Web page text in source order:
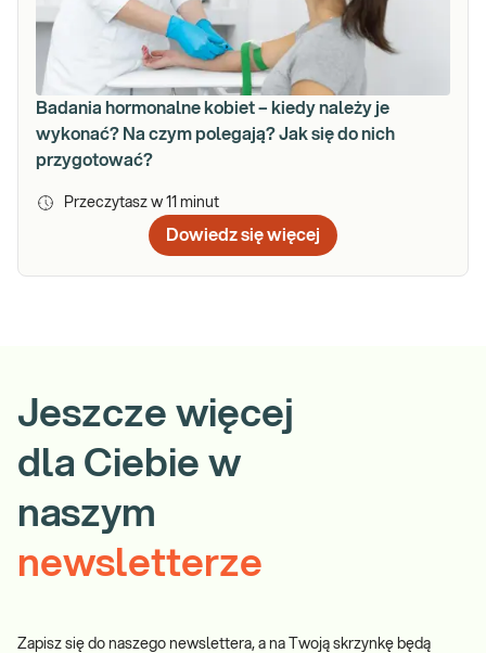
Badania hormonalne kobiet – kiedy należy je
wykonać? Na czym polegają? Jak się do nich
przygotować?
Przeczytasz w 11 minut
Dowiedz się więcej
Jeszcze więcej
dla Ciebie w
naszym
newsletterze
Zapisz się do naszego newslettera, a na Twoją skrzynkę będą